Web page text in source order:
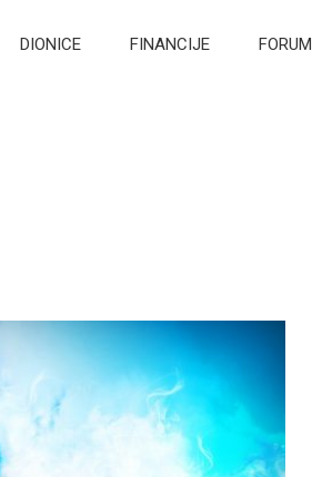
DIONICE FINANCIJE FORUM